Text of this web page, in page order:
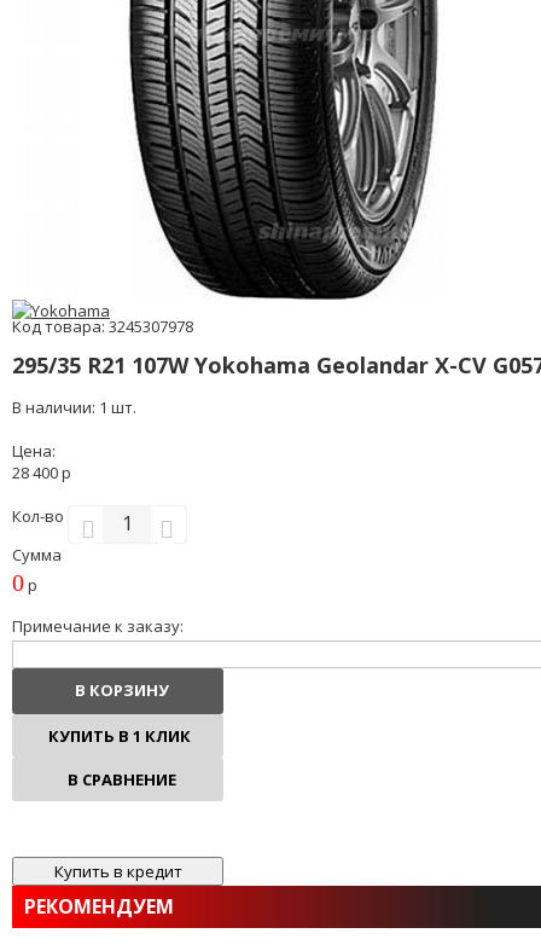
Код товара: 3245307978
295/35 R21 107W Yokohama Geolandar X-CV
В наличии: 1 шт.
Цена:
28 400 р
Кол-во
Сумма
0р
Примечание к заказу:
В КОРЗИНУ
КУПИТЬ В 1 КЛИК
В СРАВНЕНИЕ
РЕКОМЕНДУЕМ